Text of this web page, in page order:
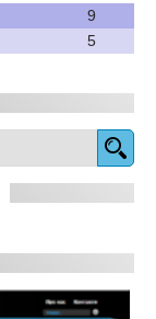
9
5